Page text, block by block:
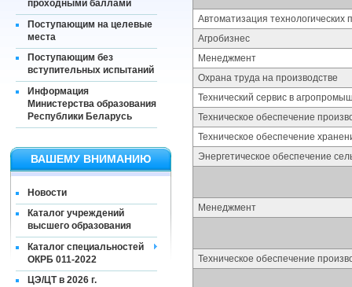
проходными баллами
Поступающим на целевые
места
Поступающим без
вступительных испытаний
Информация
Министерства образования
Республики Беларусь
ВАШЕМУ ВНИМАНИЮ
Новости
Каталог учреждений
высшего образования
Каталог специальностей
ОКРБ 011-2022
ЦЭ/ЦТ в 2026 г.
Автоматизация технологических
Агробизнес
Менеджмент
Охрана труда на производстве
Технический сервис в
Техническое обеспечение
Техническое обеспечение
Энергетическое обеспечение
Менеджмент
Техническое обеспечение